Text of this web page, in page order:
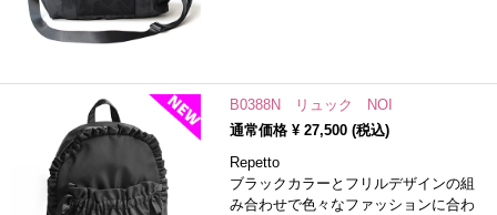
B0388N リュック NOI
通常価格 ¥ 27,500(税込)
Repetto
ブラックカラーとフリルデザインの組
み合わせで色々なファッションに合わ